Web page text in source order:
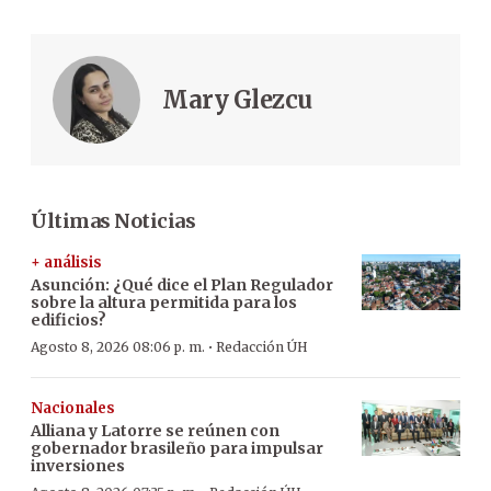
Mary Glezcu
Últimas Noticias
+ análisis
Asunción: ¿Qué dice el Plan Regulador
sobre la altura permitida para los
edificios?
Agosto 8, 2026 08:06 p. m. · Redacción ÚH
Nacionales
Alliana y Latorre se reúnen con
gobernador brasileño para impulsar
inversiones